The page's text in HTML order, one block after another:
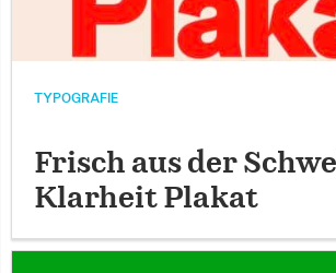
TYPOGRAFIE
Frisch aus der
Klarheit Plakat